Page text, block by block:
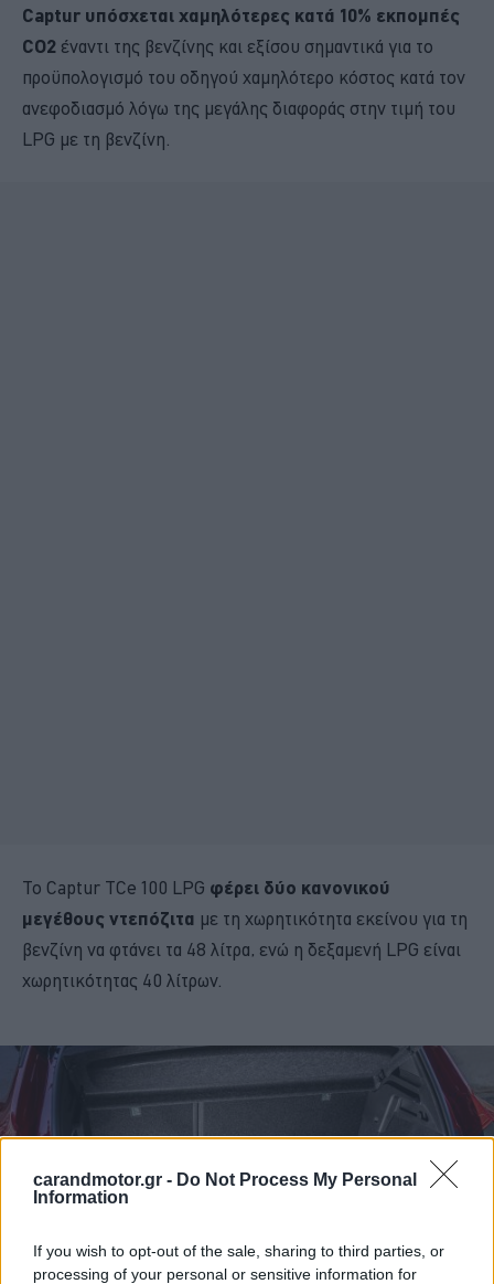
carandmotor.gr - Do Not Process My Personal
Information
If you wish to opt-out of the sale, sharing to third parties, or
processing of your personal or sensitive information for
Captur υπόσχεται χαμηλότερες κατά 10% εκπομπές
CO2 έναντι της βενζίνης και εξίσου σημαντικά για το
προϋπολογισμό του οδηγού χαμηλότερο κόστος κατά τον
ανεφοδιασμό λόγω της μεγάλης διαφοράς στην τιμή του
LPG με τη βενζίνη.
Το Captur TCe 100 LPG φέρει δύο κανονικού
μεγέθους ντεπόζιτα με τη χωρητικότητα εκείνου για τη
βενζίνη να φτάνει τα 48 λίτρα, ενώ η δεξαμενή LPG είναι
χωρητικότητας 40 λίτρων.